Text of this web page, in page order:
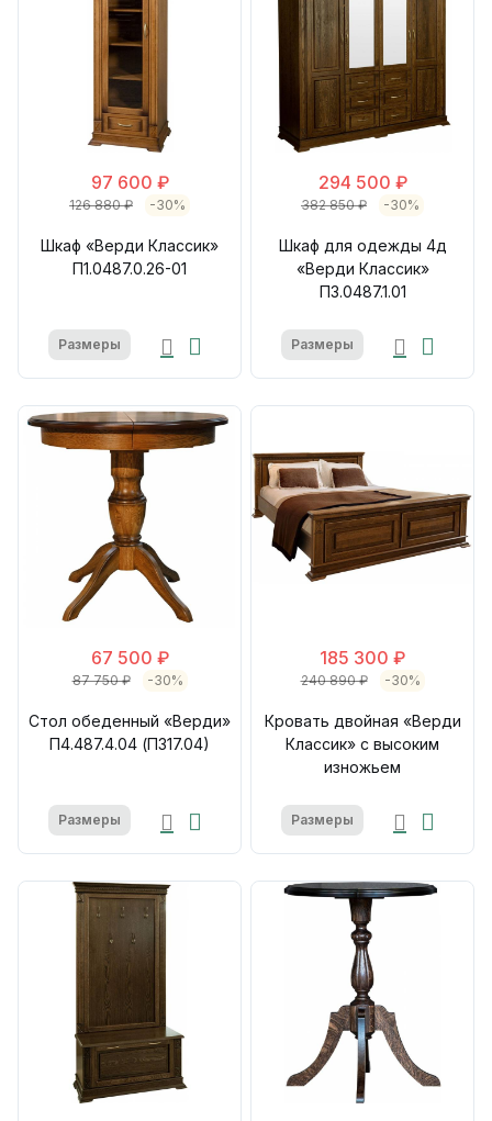
97 600 ₽
126 880 ₽ -30%
Шкаф «Верди Классик»
П1.0487.0.26-01
Размеры
294 500 ₽
382 850 ₽ -30%
Шкаф для одежды 4д
«Верди Классик»
П3.0487.1.01
Размеры
67 500 ₽
87 750 ₽ -30%
Стол обеденный «Верди»
П4.487.4.04 (П317.04)
Размеры
185 300 ₽
240 890 ₽ -30%
Кровать двойная «Верди
Классик» с высоким
изножьем
Размеры